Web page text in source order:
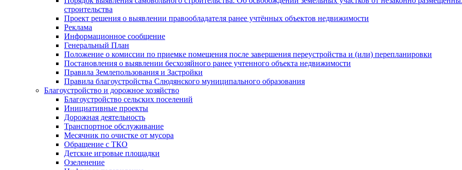
строительства
Проект решения о выявлении правообладателя ранее учтённых объектов недвижимости
Реклама
Информационное сообщение
Генеральный План
Положение о комиссии по приемке помещения после завершения переустройства и (или) перепланировки
Постановления о выявлении бесхозяйного ранее учтенного объекта недвижимости
Правила Землепользования и Застройки
Правила благоустройства Слюдянского муниципального образования
Благоустройство и дорожное хозяйство
Благоустройство сельских поселений
Инициативные проекты
Дорожная деятельность
Транспортное обслуживание
Месячник по очистке от мусора
Обращение с ТКО
Детские игровые площадки
Озеленение